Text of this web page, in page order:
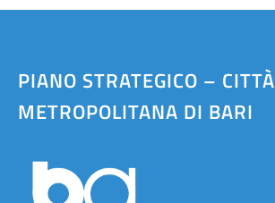
PIANO STRATEGICO – CITTÀ
METROPOLITANA DI BARI